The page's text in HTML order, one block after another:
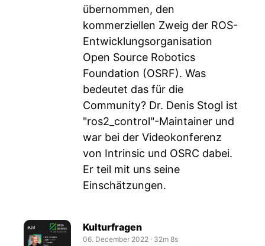
übernommen, den
kommerziellen Zweig der ROS-
Entwicklungsorganisation
Open Source Robotics
Foundation (OSRF). Was
bedeutet das für die
Community? Dr. Denis Stogl ist
"ros2_control"-Maintainer und
war bei der Videokonferenz
von Intrinsic und OSRC dabei.
Er teil mit uns seine
Einschätzungen.
Kulturfragen
06. December 2022 ‧ 32m 8s